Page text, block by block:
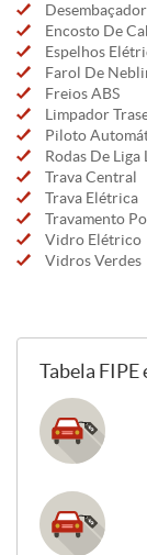
Encosto De
Espelhos
Farol De
Freios ABS
Limpador
Piloto
Rodas De Liga
Trava Central
Trava Elétrica
Travamento
Vidro Elétrico
Vidros Verdes
Tabela FIPE